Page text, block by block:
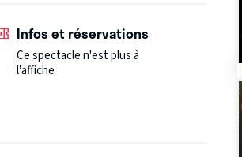
et à rentrer sains et saufs en
Infos et réservations
Ce spectacle n'est plus à
l’affiche